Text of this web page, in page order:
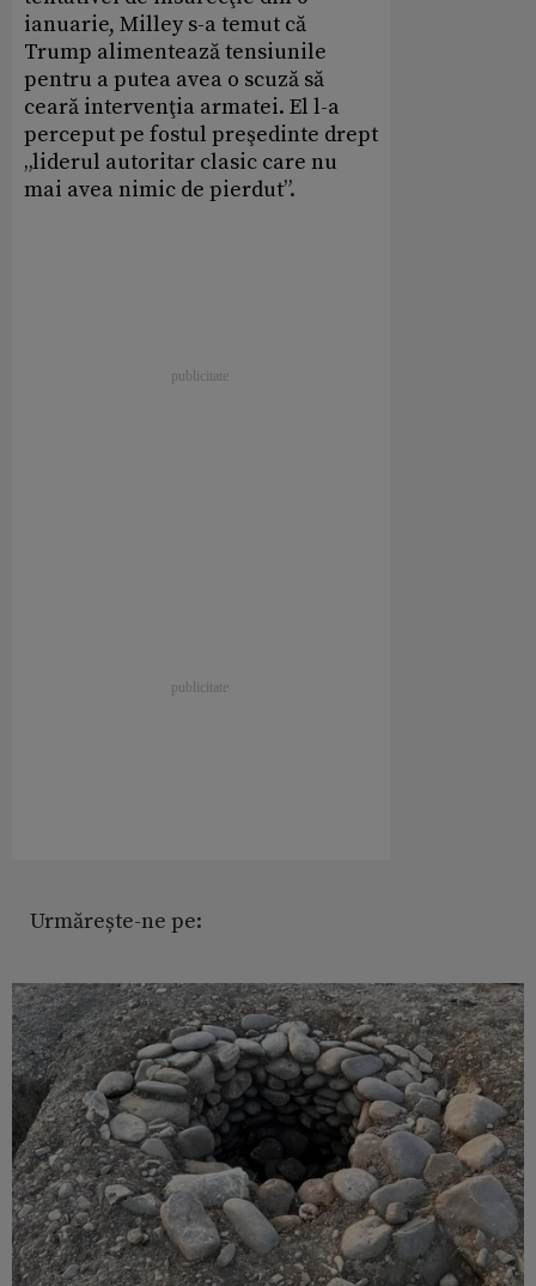
ianuarie, Milley s-a temut că
Trump alimentează tensiunile
pentru a putea avea o scuză să
ceară intervenţia armatei. El l-a
perceput pe fostul preşedinte drept
„liderul autoritar clasic care nu
mai avea nimic de pierdut”.
Urmărește-ne pe: